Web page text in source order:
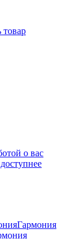
товар
о вас
Гармония